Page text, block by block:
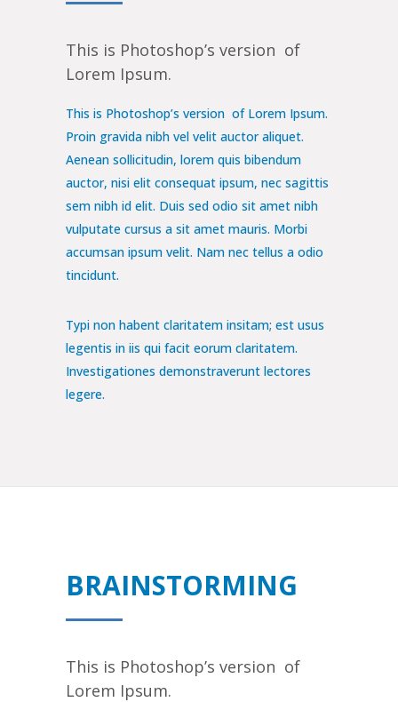
This is Photoshop’s version of
Lorem Ipsum.
This is Photoshop’s version of Lorem Ipsum.
Proin gravida nibh vel velit auctor aliquet.
Aenean sollicitudin, lorem quis bibendum
auctor, nisi elit consequat ipsum, nec sagittis
sem nibh id elit. Duis sed odio sit amet nibh
vulputate cursus a sit amet mauris. Morbi
accumsan ipsum velit. Nam nec tellus a odio
tincidunt.
Typi non habent claritatem insitam; est usus
legentis in iis qui facit eorum claritatem.
Investigationes demonstraverunt lectores
legere.
BRAINSTORMING
This is Photoshop’s version of
Lorem Ipsum.